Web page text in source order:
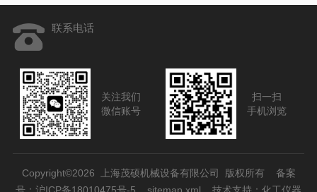
联系电话
关注我们
微信账号
扫一扫
手机浏览
Copyright©2026 上海茂硕机械设备有限公司 版权所有 备案